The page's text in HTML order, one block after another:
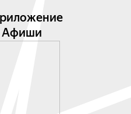
Афиши